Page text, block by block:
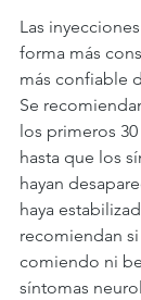
Las
forma más
más confiable
Se
los primeros
hasta que los
hayan
haya
recomiendan
comiendo ni
síntomas